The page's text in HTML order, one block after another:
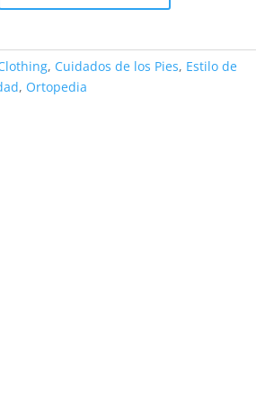
, Cuidados de los Pies, Estilo de
, Ortopedia